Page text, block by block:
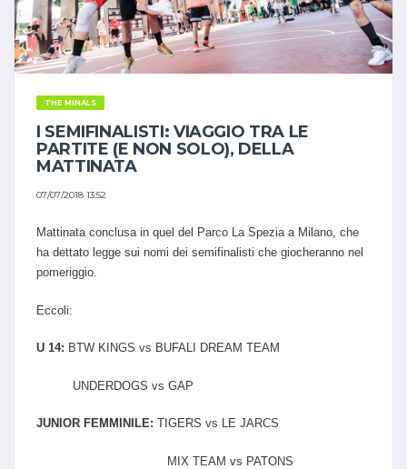
THE MINALS
I SEMIFINALISTI: VIAGGIO TRA LE
PARTITE (E NON SOLO), DELLA
MATTINATA
07/07/2018 13:52
Mattinata conclusa in quel del Parco La Spezia a Milano, che
ha dettato legge sui nomi dei semifinalisti che giocheranno nel
pomeriggio.
Eccoli:
U 14: BTW KINGS vs BUFALI DREAM TEAM
UNDERDOGS vs GAP
JUNIOR FEMMINILE: TIGERS vs LE JARCS
MIX TEAM vs PATONS